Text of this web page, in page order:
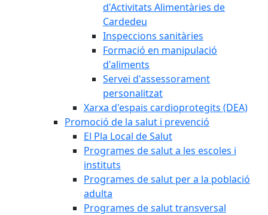
d'Activitats Alimentàries de
Cardedeu
Inspeccions sanitàries
Formació en manipulació
d'aliments
Servei d'assessorament
personalitzat
Xarxa d'espais cardioprotegits (DEA)
Promoció de la salut i prevenció
El Pla Local de Salut
Programes de salut a les escoles i
instituts
Programes de salut per a la població
adulta
Programes de salut transversal